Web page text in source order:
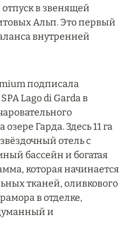
ПРЕДЛОЖЕНИЕ ОТ Á
ОТЕЛЮ WALDORF
МАЛЬДИВЫ
— SUITE
RESORT
в звенящей
Альп. Это первый
внутренней
подписала
Lago di Garda в
Гарда. Здесь 11 га
отель с
бассейн и богатая
которая начинается
тканей, оливкового
в отделке,
и